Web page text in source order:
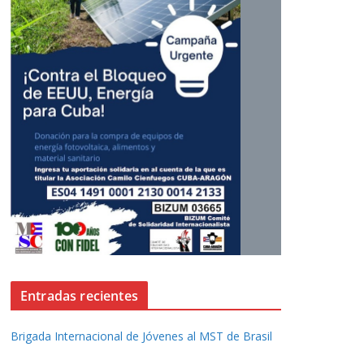
Entradas recientes
Brigada Internacional de Jóvenes al MST de Brasil